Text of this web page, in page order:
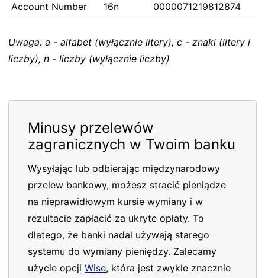
Account Number
16n 0000071219812874
Uwaga: a - alfabet (wyłącznie litery), c - znaki (litery i
liczby), n - liczby (wyłącznie liczby)
Minusy przelewów
zagranicznych w Twoim banku
Wysyłając lub odbierając międzynarodowy
przelew bankowy, możesz stracić pieniądze
na nieprawidłowym kursie wymiany i w
rezultacie zapłacić za ukryte opłaty. To
dlatego, że banki nadal używają starego
systemu do wymiany pieniędzy. Zalecamy
użycie opcji Wise, która jest zwykle znacznie